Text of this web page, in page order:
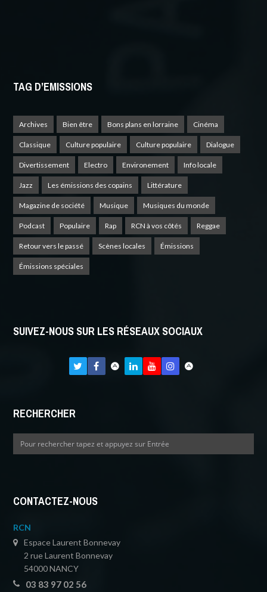
TAG D’EMISSIONS
Archives Bien être Bons plans en lorraine Cinéma
Classique Culture populaire Culture populaire Dialogue
Divertissement Electro Environement Info locale
Jazz Les émissions des copains Littérature
Magazine de société Musique Musiques du monde
Podcast Populaire Rap RCN à vos côtés Reggae
Retour vers le passé Scènes locales Émissions
Émissions spéciales
SUIVEZ-NOUS SUR LES RÉSEAUX SOCIAUX
RECHERCHER
CONTACTEZ-NOUS
RCN
Espace Laurent Bonnevay
2 rue Laurent Bonnevay
54000 NANCY
03 83 97 02 56